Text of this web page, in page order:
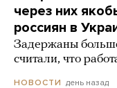
через них
россиян в
Задержаны
считали, что
НОВОСТИ день назад